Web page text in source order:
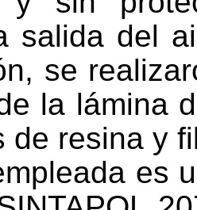
salida del
se
la lámina
de resina y
es